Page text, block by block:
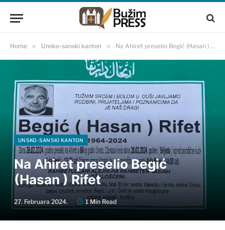
Home » Unsko-sanski kanton » Na Ahiret preselio Begić (Hasan ) Rifet
UNSKO-SANSKI KANTON
Na Ahiret preselio Begić
(Hasan ) Rifet
27. Februara 2024. 1 Min Read